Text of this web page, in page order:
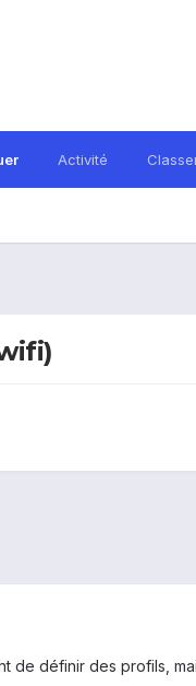
Activité
de définir des profils,